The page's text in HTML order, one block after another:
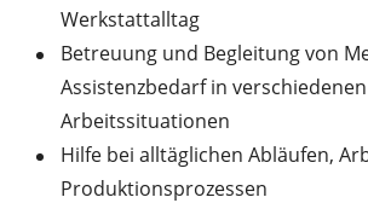
Werkstattalltag
Betreuung und Begleitung von
Assistenzbedarf in
Arbeitssituationen
Hilfe bei alltäglichen Abläufen,
Produktionsprozessen